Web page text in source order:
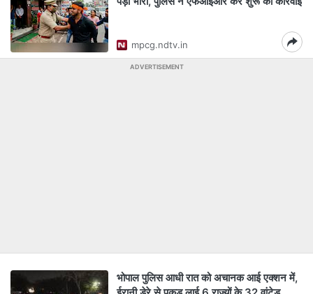
mpcg.ndtv.in
ADVERTISEMENT
भोपाल पुल‍िस आधी रात को अचानक आई एक्‍शन में,